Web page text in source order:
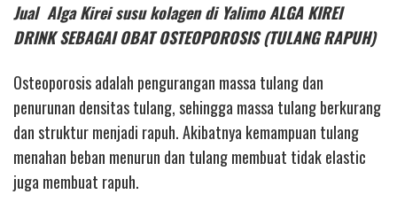
Jual Alga Kirei susu kolagen di Yalimo ALGA KIREI
DRINK SEBAGAI OBAT OSTEOPOROSIS (TULANG RAPUH)
Osteoporosis adalah pengurangan massa tulang dan
penurunan densitas tulang, sehingga massa tulang berkurang
dan struktur menjadi rapuh. Akibatnya kemampuan tulang
menahan beban menurun dan tulang membuat tidak elastic
juga membuat rapuh.